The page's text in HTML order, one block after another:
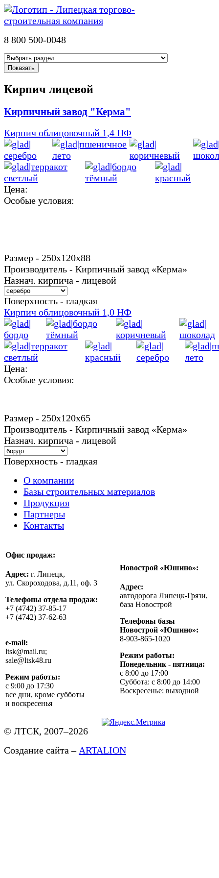
8 800 500-0048
Кирпич лицевой
Кирпичный завод "Керма"
Кирпич облицовочный 1,4 НФ
Цена:
Особые условия:
Размер - 250х120х88
Производитель - Кирпичный завод «Керма»
Назнач. кирпича - лицевой
Поверхность - гладкая
Кирпич облицовочный 1,0 НФ
Цена:
Особые условия:
Размер - 250х120х65
Производитель - Кирпичный завод «Керма»
Назнач. кирпича - лицевой
Поверхность - гладкая
О компании
Базы строительных материалов
Продукция
Партнеры
Контакты
Офис продаж:
Адрес: г. Липецк,
ул. Скороходова, д.11, оф. 3
Телефоны отдела продаж:
+7 (4742) 37-85-17
+7 (4742) 37-62-63
e-mail:
ltsk@mail.ru;
sale@ltsk48.ru
Режим работы:
с 9:00 до 17:30
все дни, кроме субботы
и воскресенья
Новострой «Юшино»:
Адрес:
автодорога Липецк-Грязи,
база Новострой
Телефоны базы
Новострой «Юшино»:
8-903-865-1020
Режим работы:
Понедельник - пятница:
с 8:00 до 17:00
Суббота: с 8:00 до 14:00
Воскресенье: выходной
© ЛТСК, 2007–2026
Создание сайта – ARTALION